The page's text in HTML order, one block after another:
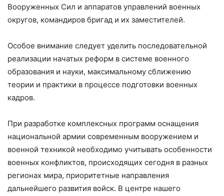
Вооруженных Сил и аппаратов управлений военных
округов, командиров бригад и их заместителей.
Особое внимание следует уделить последовательной
реализации начатых реформ в системе военного
образования и науки, максимальному сближению
теории и практики в процессе подготовки военных
кадров.
При разработке комплексных программ оснащения
национальной армии современным вооружением и
военной техникой необходимо учитывать особенности
военных конфликтов, происходящих сегодня в разных
регионах мира, приоритетные направления
дальнейшего развития войск. В центре нашего